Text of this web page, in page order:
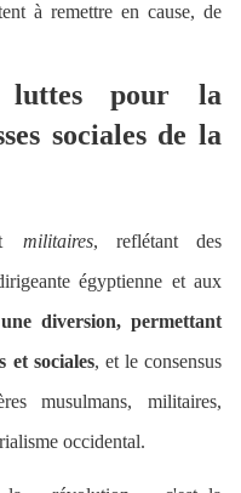
à remettre en cause, de
luttes pour la
sociales de la
militaires, reflétant des
égyptienne et aux
diversion, permettant
et sociales, et le consensus
musulmans, militaires,
occidental.